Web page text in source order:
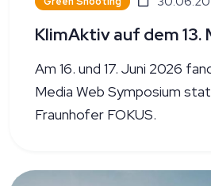
Am 16. und 17. Juni 2026
Media Web Symposium
Fraunhofer FOKUS.